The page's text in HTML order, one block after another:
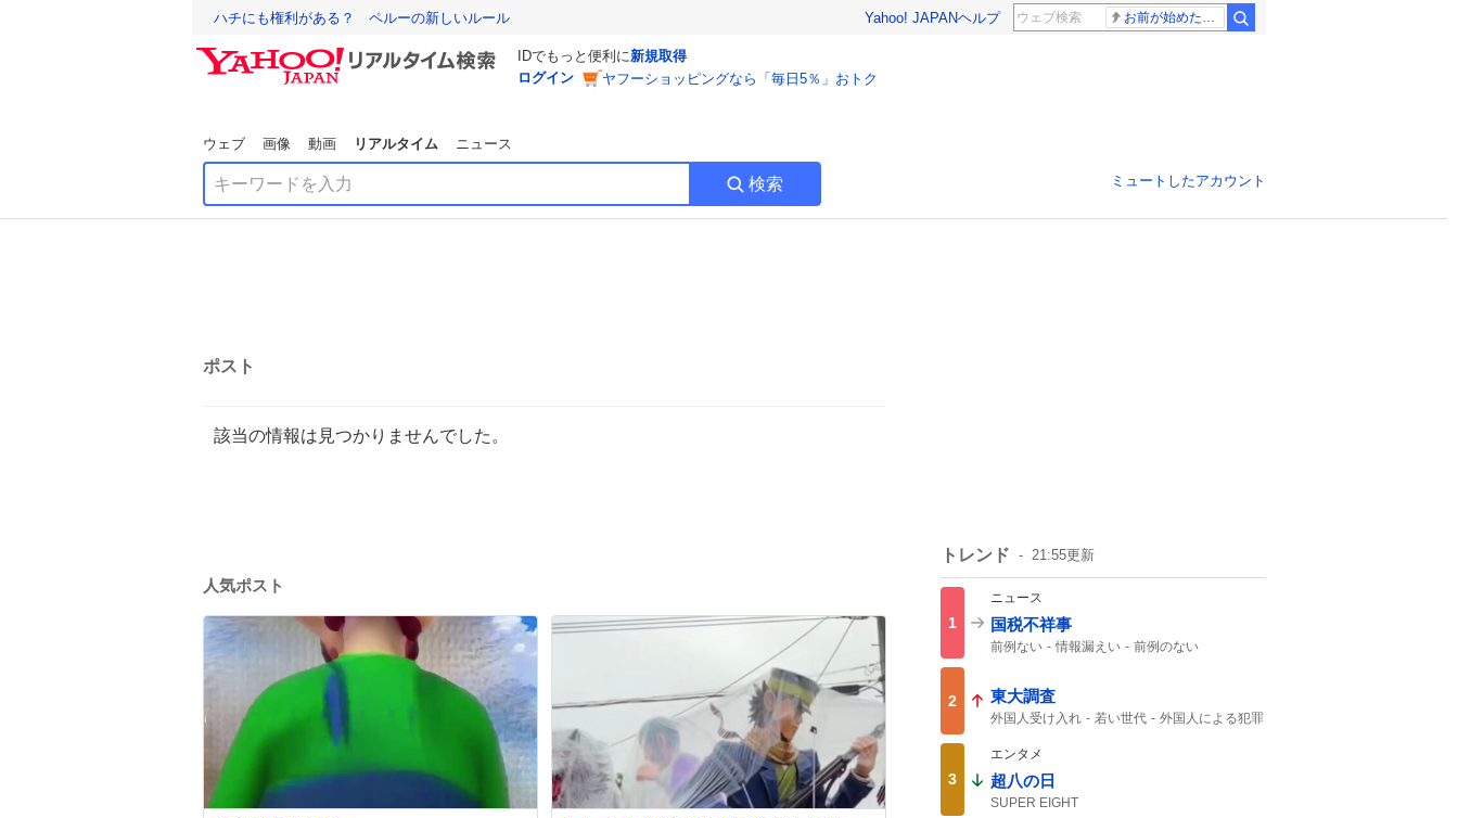
ハチにも権利がある？ ペルーの新しいルール Yahoo! JAPANヘルプ お前が始めた物語だろ
IDでもっと便利に新規取得
ログイン
ヤフーショッピングなら「毎日5％」おトク
ウェブ 画像 動画 リアルタイム ニュース
検索 ミュートしたアカウント
ポスト
該当の情報は見つかりませんでした。
人気ポスト
トレンド 21:55更新
1
ニュース
国税不祥事
前例ない 情報漏えい 前例のない
2 東大調査
外国人受け入れ 若い世代 外国人による犯罪
3
エンタメ
超八の日
SUPER EIGHT